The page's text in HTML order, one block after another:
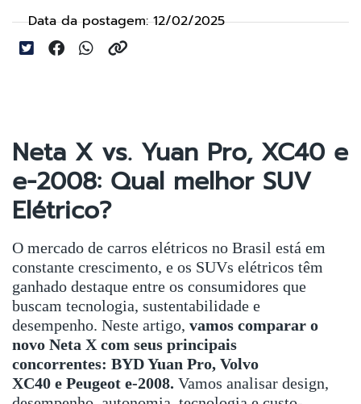
Data da postagem: 12/02/2025
Neta X vs. Yuan Pro, XC40 e
e-2008: Qual melhor SUV
Elétrico?
O mercado de carros elétricos no Brasil está em
constante crescimento, e os SUVs elétricos têm
ganhado destaque entre os consumidores que
buscam tecnologia, sustentabilidade e
desempenho. Neste artigo, vamos comparar o
novo Neta X com seus principais
concorrentes: BYD Yuan Pro, Volvo
XC40 e Peugeot e-2008. Vamos analisar design,